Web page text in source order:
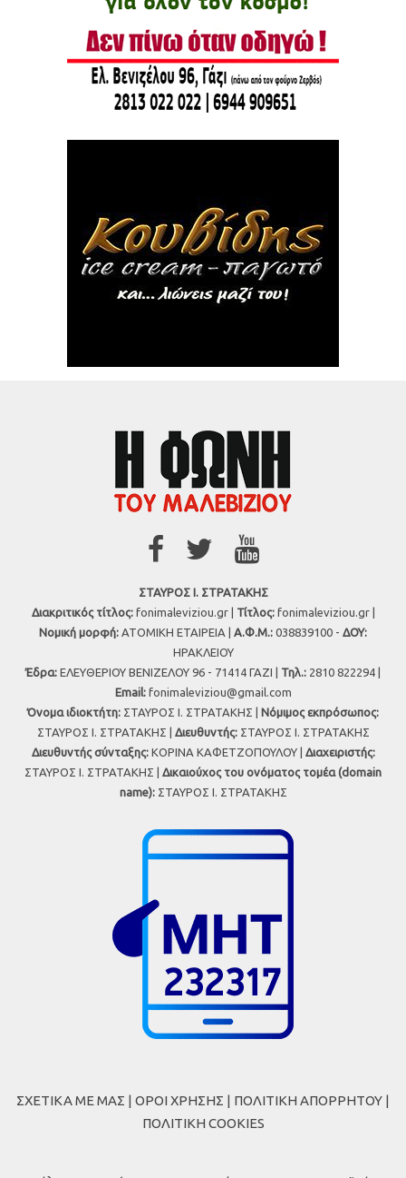
ΣΤΑΥΡΟΣ Ι. ΣΤΡΑΤΑΚΗΣ
Διακριτικός τίτλος:fonimaleviziou.gr | Τίτλος:fonimaleviziou.gr |
Νομική μορφή: ΑΤΟΜΙΚΗ ΕΤΑΙΡΕΙΑ | Α.Φ.Μ.: 038839100 - ΔΟΥ:
ΗΡΑΚΛΕΙΟΥ
Έδρα: ΕΛΕΥΘΕΡΙΟΥ ΒΕΝΙΖΕΛΟΥ 96 - 71414 ΓΑΖΙ | Τηλ.: 2810 822294 |
Εmail: fonimaleviziou@gmail.com
Όνομα ιδιοκτήτη: ΣΤΑΥΡΟΣ Ι. ΣΤΡΑΤΑΚΗΣ | Νόμιμος εκπρόσωπος:
ΣΤΑΥΡΟΣ Ι. ΣΤΡΑΤΑΚΗΣ | Διευθυντής:ΣΤΑΥΡΟΣ Ι. ΣΤΡΑΤΑΚΗΣ
Διευθυντής σύνταξης:ΚΟΡΙΝΑ ΚΑΦΕΤΖΟΠΟΥΛΟΥ | Διαχειριστής:
ΣΤΑΥΡΟΣ Ι. ΣΤΡΑΤΑΚΗΣ | Δικαιούχος του ονόματος τομέα (domain
name):ΣΤΑΥΡΟΣ Ι. ΣΤΡΑΤΑΚΗΣ
ΣΧΕΤΙΚΑ ΜΕ ΜΑΣ | ΟΡΟΙ ΧΡΗΣΗΣ | ΠΟΛΙΤΙΚΗ ΑΠΟΡΡΗΤΟΥ |
ΠΟΛΙΤΙΚΗ COOKIES